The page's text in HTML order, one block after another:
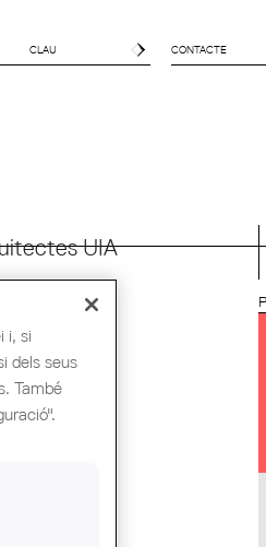
CONTACTE
UIA
i, si
dels seus
També